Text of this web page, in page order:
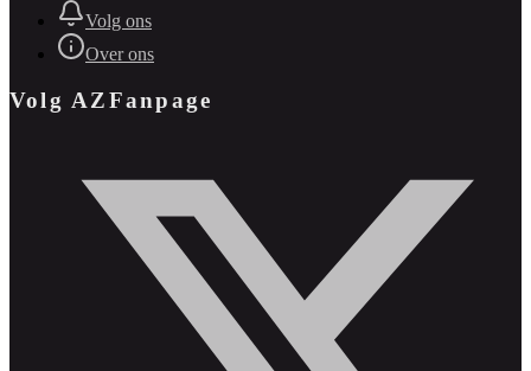
Volg ons
Over ons
Volg AZFanpage